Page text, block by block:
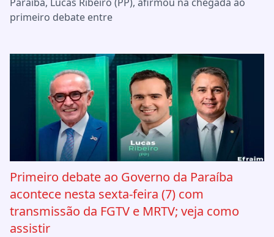
primeiro debate entre
Primeiro debate ao Governo da Paraíba
acontece nesta sexta-feira (7) com
transmissão da FGTV e MRTV; veja como
assistir